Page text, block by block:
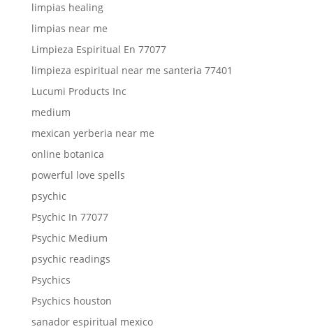
limpias healing
limpias near me
Limpieza Espiritual En 77077
limpieza espiritual near me santeria 77401
Lucumi Products Inc
medium
mexican yerberia near me
online botanica
powerful love spells
psychic
Psychic In 77077
Psychic Medium
psychic readings
Psychics
Psychics houston
sanador espiritual mexico